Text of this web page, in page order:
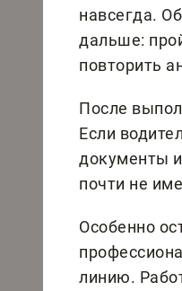
навсегда.
дальше:
повторить
После
Если
документы
почти не
Особенно
линию.